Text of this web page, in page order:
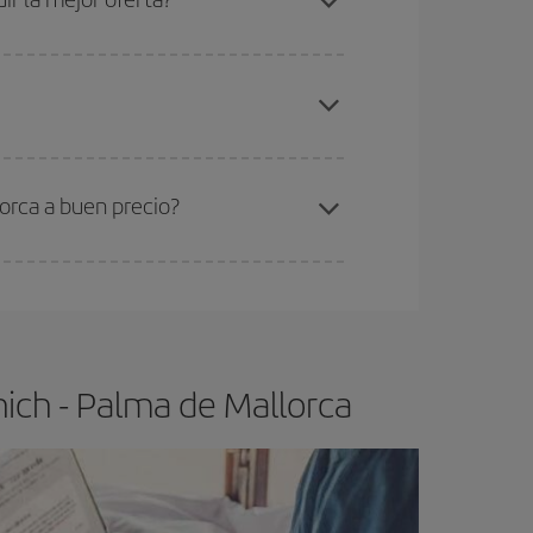
Palma de Mallorca-dest
a buen precio?
- Palma de Mallorca